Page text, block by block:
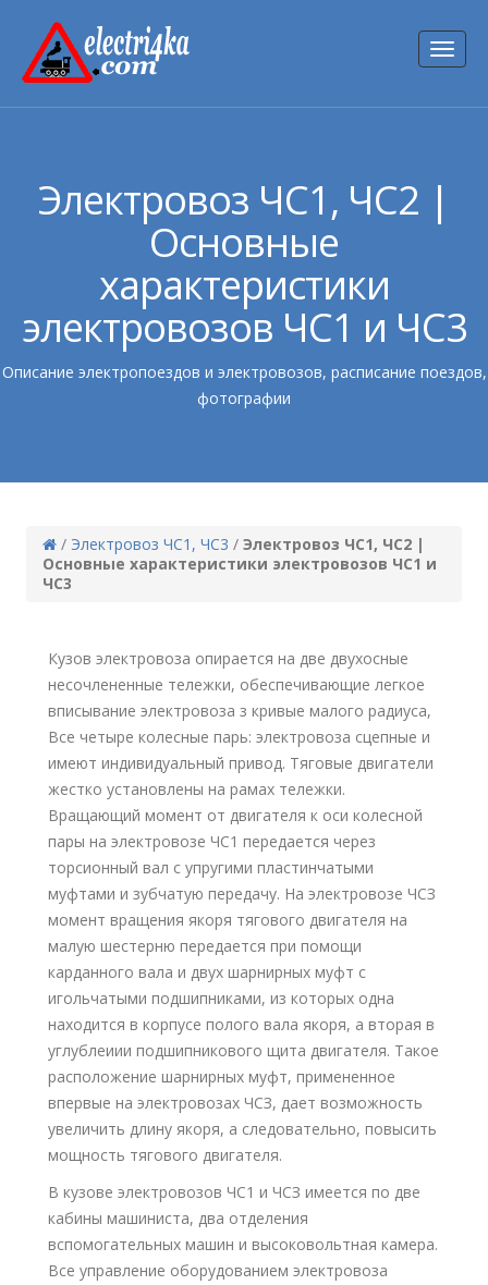
Электровоз ЧС1, ЧС2 |
Основные
характеристики
электровозов ЧС1 и ЧС3
Описание электропоездов и электровозов, расписание поездов,
фотографии
/ Электровоз ЧС1, ЧС3 / Электровоз ЧС1, ЧС2 |
Основные характеристики электровозов ЧС1 и
ЧС3
Кузов электровоза опирается на две двухосные
несочлененные тележки, обеспечивающие легкое
вписывание электровоза з кривые малого радиуса,
Все четыре колесные парь: электровоза сцепные и
имеют индивидуальный привод. Тяговые двигатели
жестко установлены на рамах тележки.
Вращающий момент от двигателя к оси колесной
пары на электровозе ЧС1 передается через
торсионный вал с упругими пластинчатыми
муфтами и зубчатую передачу. На электровозе ЧСЗ
момент вращения якоря тягового двигателя на
малую шестерню передается при помощи
карданного вала и двух шарнирных муфт с
игольчатыми подшипниками, из которых одна
находится в корпусе полого вала якоря, а вторая в
углублеиии подшипникового щита двигателя. Такое
расположение шарнирных муфт, примененное
впервые на электровозах ЧСЗ, дает возможность
увеличить длину якоря, а следовательно, повысить
мощность тягового двигателя.
В кузове электровозов ЧС1 и ЧСЗ имеется по две
кабины машиниста, два отделения
вспомогательных машин и высоковольтная камера.
Все управление оборудованием электровоза